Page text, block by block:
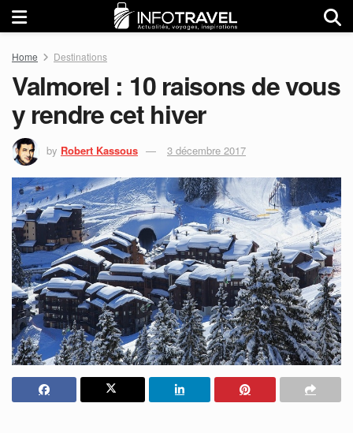
Home Destinations
Valmorel : 10 raisons de vous
y rendre cet hiver
by Robert Kassous 3 décembre 2017